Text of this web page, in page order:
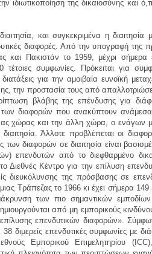
της δικαιοσύνης και
και συγκεκριμένα η διαιτησία
διαφορές. Από την υπογραφή της
και Πακιστάν το 1959, μέχρι σήμερα
συμφωνίες. Πρόκειται για
για την αμοιβαία ευνοϊκή
την προστασία τους από
βλάβης της επένδυσης για
των διαφορών που ανακύπτουν
χώρας και την άλλη χώρα, ο ενάγων
Άλλοτε προβλέπεται οι
διαφορών σε διαιτησία είναι
επενδυτών από το διεφθαρμένο
Κέντρο για την επίλυση
διευκόλυνσης της πρόσβασης σε
Τράπεζας το 1966 κι έχει σήμερα 149
των πιο σημαντικών
από μη εμπορικούς
επενδυτικών διαφορών».
διμερείς επενδυτικές συμφωνίες με
Εμπορικού Επιμελητηρίου